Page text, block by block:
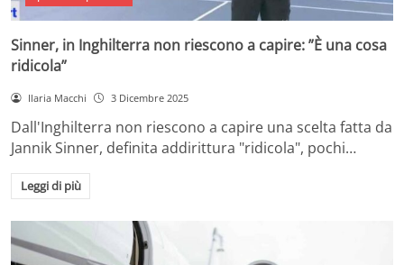
Sinner, in Inghilterra non riescono a capire: ”È una cosa
ridicola”
Ilaria Macchi 3 Dicembre 2025
Dall'Inghilterra non riescono a capire una scelta fatta da
Jannik Sinner, definita addirittura "ridicola", pochi…
Leggi di più